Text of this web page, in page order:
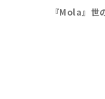
『Mola』世